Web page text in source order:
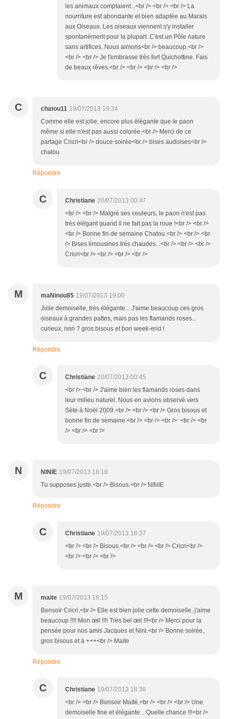
les animaux comptaient...<br /> <br /> <br /> La
nourriture est abondante et bien adaptée au Marais
aux Oiseaux. Les oiseaux viennent s'y installer
spontanément pour la plupart. C'est un Pôle nature
sans artifices. Nous aimons<br /> beaucoup.<br />
<br /> <br /> Je t'embrasse très fort Quichottine. Fais
de beaux rêves.<br /> <br /> <br /> <br />
C chatou11 19/07/2013 19:34
Comme elle est jolie, encore plus élégante que le paon
même si elle n'est pas aussi colorée.<br /> Merci de ce
partage Cricri<br /> douce soirée<br /> bises audoises<br />
chatou
Répondre
C Christiane 20/07/2013 00:47
<br /> <br /> Malgré ses couleurs, le paon n'est pas
très élégant quand il ne fait pas la roue !<br /> <br />
<br /> Bonne fin de semaine Chatou.<br /> <br /> <br
/> Bises limousines très chaudes...<br /> <br /> <br />
Cricri<br /> <br /> <br /> <br />
M maNinou85 19/07/2013 19:00
Jolie demoiselle, très élégante... J'aime beaucoup ces gros
oiseaux à grandes pattes, mais pas les flamands roses...
curieux, non ? gros bisous et bon week-end !
Répondre
C Christiane 20/07/2013 00:45
<br /> <br /> J'aime bien les flamands roses dans
leur milieu naturel. Nous en avions observé vers
Sète à Noël 2009.<br /> <br /> <br /> Gros bisous et
bonne fin de semaine.<br /> <br /> <br /> <br /> <br
/> <br /> <br />
N NINIE 19/07/2013 18:16
Tu supposes juste.<br /> Bisous.<br /> NINIE
Répondre
C Christiane 19/07/2013 18:37
<br /> <br /> Bisous.<br /> <br /> <br /> Cricri<br />
<br /> <br /> <br />
M maite 19/07/2013 18:15
Bonsoir Cricri,<br /> Elle est bien jolie cette demoiselle, j'aime
beaucoup !!!! Mon œil !!!! Très bel œil !!!<br /> Merci pour la
pensée pour nos amis Jacques et Nini.<br /> Bonne soirée,
gros bisous et à +++<br /> Maite
Répondre
C Christiane 19/07/2013 18:36
<br /> <br /> Bonsoir Maïté,<br /> <br /> <br /> Une
demoiselle fine et élégante... Quelle chance !!!<br />